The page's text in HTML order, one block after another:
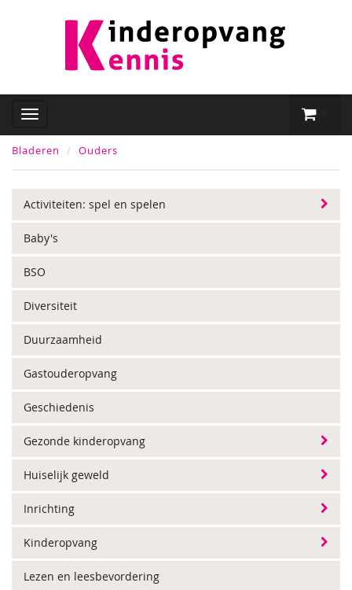
Bladeren Ouders
Activiteiten: spel en spelen
Baby's
BSO
Diversiteit
Duurzaamheid
Gastouderopvang
Geschiedenis
Gezonde kinderopvang
Huiselijk geweld
Inrichting
Kinderopvang
Lezen en leesbevordering